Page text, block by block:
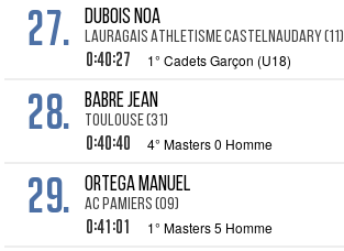
27. DUBOIS Noa
LAURAGAIS ATHLETISME CASTELNAUDARY (11)
0:40:27 1° Cadets Garçon (U18)
28. BABRE Jean
TOULOUSE (31)
0:40:40 4° Masters 0 Homme
29. ORTEGA Manuel
AC PAMIERS (09)
0:41:01 1° Masters 5 Homme